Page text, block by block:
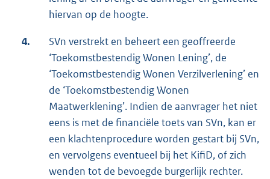
hiervan op de hoogte.
4.
SVn verstrekt en beheert een geoffreerde
‘Toekomstbestendig Wonen Lening’, de
‘Toekomstbestendig Wonen Verzilverlening’ en
de ‘Toekomstbestendig Wonen
Maatwerklening’. Indien de aanvrager het niet
eens is met de financiële toets van SVn, kan er
een klachtenprocedure worden gestart bij SVn,
en vervolgens eventueel bij het KifiD, of zich
wenden tot de bevoegde burgerlijk rechter.